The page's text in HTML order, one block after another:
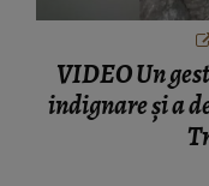
VIDEO Un
indignare și a